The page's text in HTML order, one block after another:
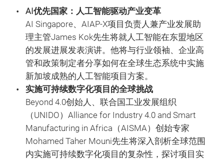
AI优先国家：人工智能驱动产业变革
AI Singapore、AIAP-X项目负责人兼产业发展助
理主管James Kok先生将就人工智能在东盟地区
的发展进展发表演讲。他将与行业领袖、企业高
管和政策制定者分享如何在全球生态系统中实施
新加坡成熟的人工智能项目方案。
实施可持续数字化项目的全球挑战
Beyond 4.0创始人、联合国工业发展组织
（UNIDO）Alliance for Industry 4.0 and Smart
Manufacturing in Africa（AISMA）创始专家
Mohamed Taher Mouni先生将深入剖析全球范围
内实施可持续数字化项目的复杂性，探讨项目实